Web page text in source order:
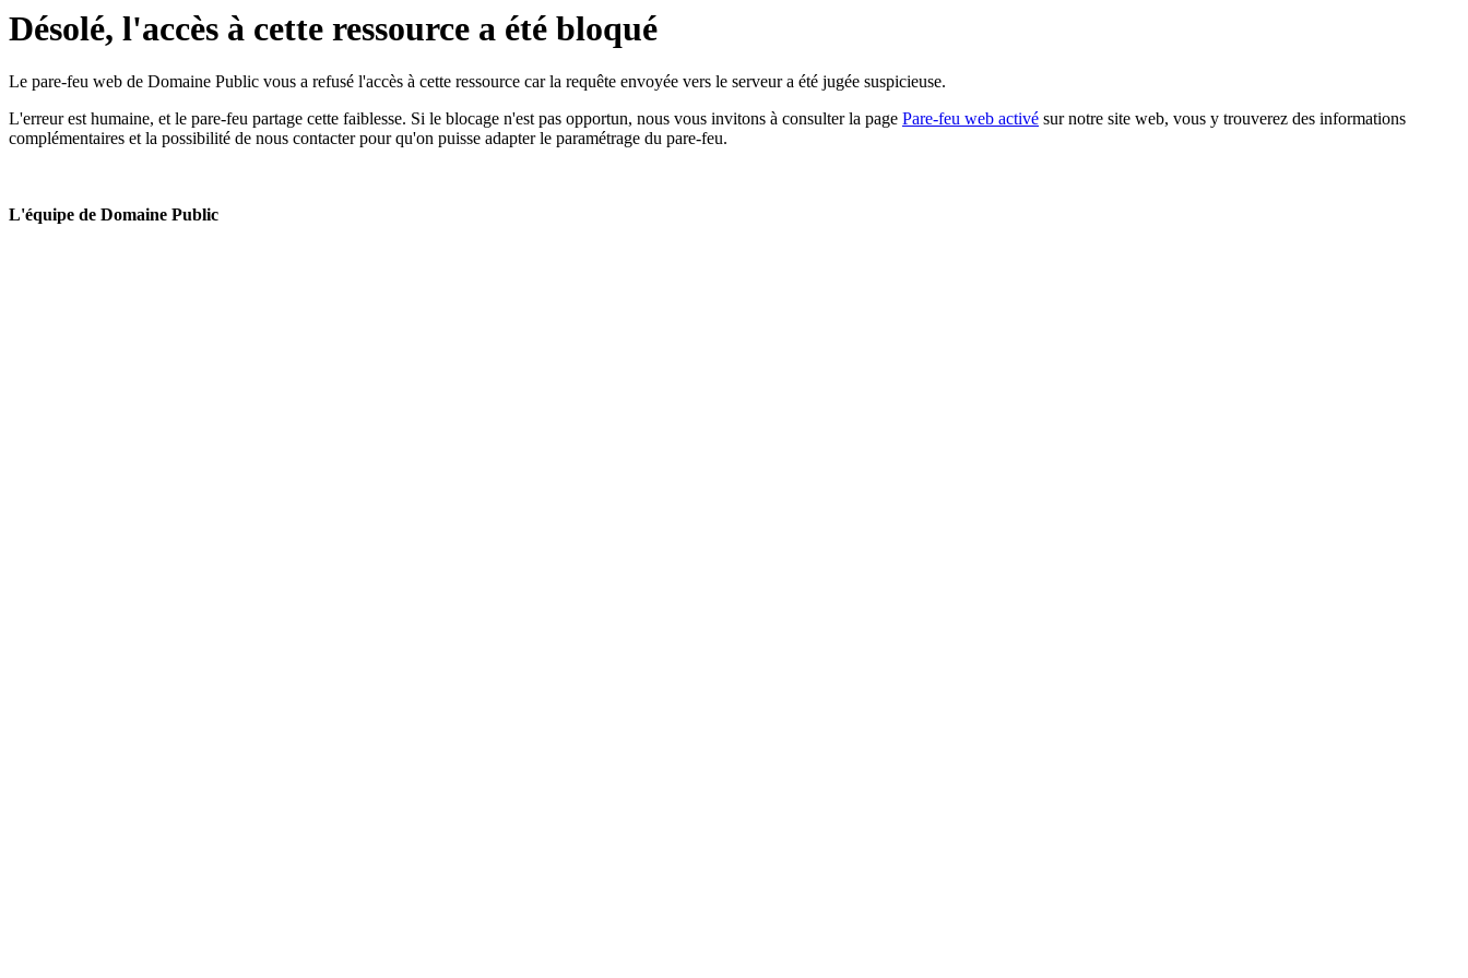
Désolé, l'accès à cette ressource a été bloqué
Le pare-feu web de Domaine Public vous a refusé l'accès à cette ressource car la requête envoyée vers le serveur a été jugée suspicieuse.
L'erreur est humaine, et le pare-feu partage cette faiblesse. Si le blocage n'est pas opportun, nous vous invitons à consulter la page Pare-feu web activé sur notre site web, vous y trouverez des informations
complémentaires et la possibilité de nous contacter pour qu'on puisse adapter le paramétrage du pare-feu.
L'équipe de Domaine Public